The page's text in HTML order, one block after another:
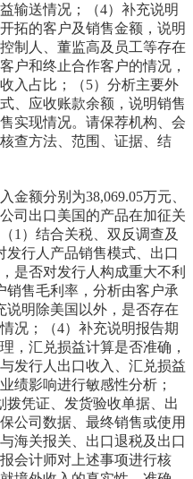
输送情况；（4）补充说明
拓的客户及销售金额，说明
制人、董监高及员工等存在
户和终止合作客户的情况，
入占比；（5）分析主要外
、应收账款余额，说明销售
实现情况。请保荐机构、会
查方法、范围、证据、结
额分别为38,069.05万元、
司出口美国的产品在加征关
1）结合关税、双反调查及
发行人产品销售模式、出口
是否对发行人构成重大不利
销售毛利率，分析由客户承
说明除美国以外，是否存在
况；（4）补充说明报告期
，汇兑损益计算是否准确，
发行人出口收入、汇兑损益
绩影响进行敏感性分析；
拨凭证、发货验收单据、出
公司数据、最终销售或使用
海关报关、出口退税及出口
会计师对上述事项进行核